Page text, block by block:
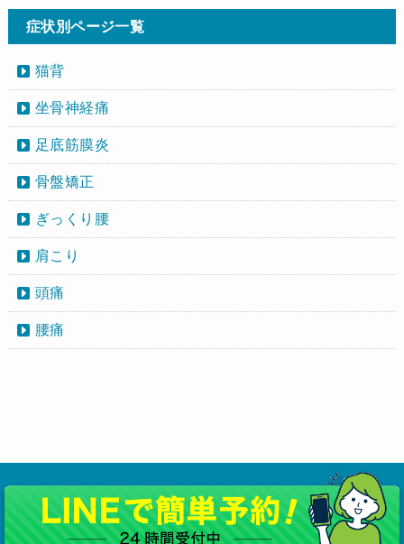
症状別ページ一覧
猫背
坐骨神経痛
足底筋膜炎
骨盤矯正
ぎっくり腰
肩こり
頭痛
腰痛